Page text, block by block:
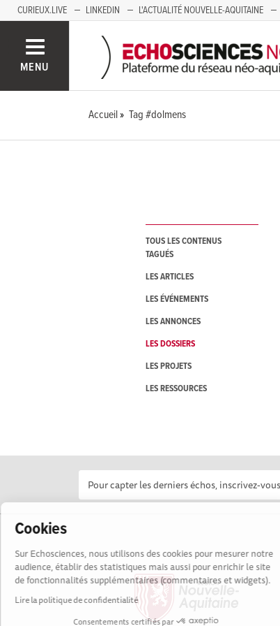
Cookies
Sur Echosciences, nous utilisons des cookies pour mesurer notre
audience, établir des statistiques mais aussi pour enrichir le site
de fonctionnalités supplémentaires (commentaires et widgets).
Lire la politique de confidentialité
Consentements certifiés par
CURIEUX.LIVE LINKEDIN L'ACTUALITÉ NOUVELLE-AQUITAINE
MENU
Accueil Tag #dolmens
TOUS LES CONTENUS
TAGUÉS
LES ARTICLES
LES ÉVÉNEMENTS
LES ANNONCES
LES DOSSIERS
LES PROJETS
LES RESSOURCES